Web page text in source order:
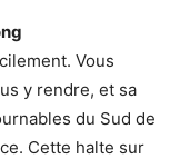
Vous
y rendre, et sa
du Sud de
Cette halte sur